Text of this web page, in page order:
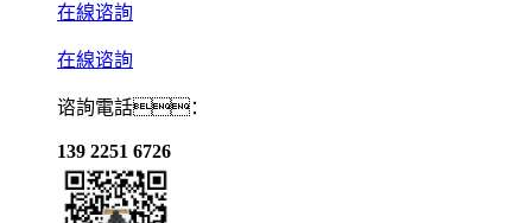
在線谘詢
在線谘詢
谘詢電話：
139 2251 6726